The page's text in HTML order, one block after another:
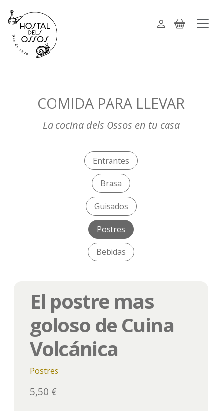
COMIDA PARA LLEVAR
La cocina dels Ossos en tu casa
Entrantes
Brasa
Guisados
Postres
Bebidas
El postre mas
goloso de Cuina
Volcánica
Postres
5,50 €